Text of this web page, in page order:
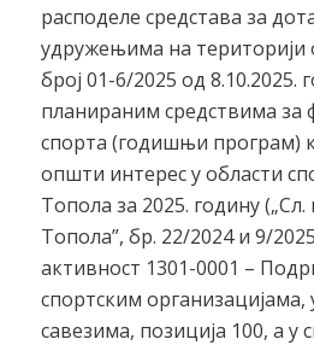
расподеле средстава за
удружењима на
број 01-6/2025 од 8.10.2025.
планираним средствима за
спорта (годишњи програм)
општи интерес у области
Топола за 2025. годину
Топола”, бр. 22/2024 и 9/
активност 1301-0001 –
спортским
савезима, позиција 100, а у